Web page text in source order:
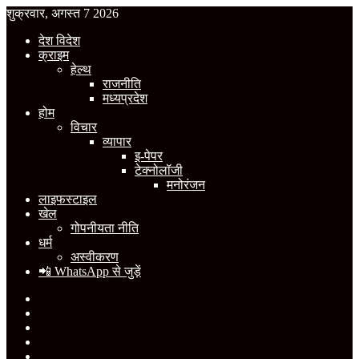
शुक्रवार, अगस्त 7 2026
देश विदेश
क्राइम
हेल्थ
राजनीति
मध्यप्रदेश
होम
विचार
व्यापार
इ-पेपर
टेक्नोलॉजी
मनोरंजन
लाइफस्टाइल
खेल
गोपनीयता नीति
धर्म
अस्वीकरण
📲 WhatsApp से जुड़ें